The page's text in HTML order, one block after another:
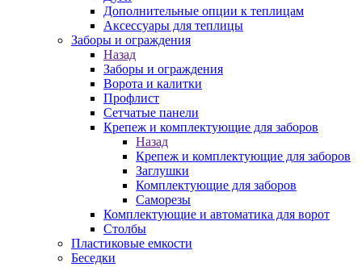
Дополнительные опции к теплицам
Аксессуары для теплицы
Заборы и ограждения
Назад
Заборы и ограждения
Ворота и калитки
Профлист
Сетчатые панели
Крепеж и комплектующие для заборов
Назад
Крепеж и комплектующие для заборов
Заглушки
Комплектующие для заборов
Саморезы
Комплектующие и автоматика для ворот
Столбы
Пластиковые емкости
Беседки